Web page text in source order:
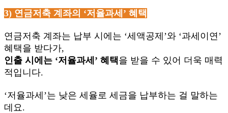
3) 연금저축 계좌의 ‘저율과세’ 혜택
연금저축 계좌는 납부 시에는 ‘세액공제’와 ‘과세이연’
혜택을 받다가,
인출 시에는 ‘저율과세’ 혜택을 받을 수 있어 더욱 매력
적입니다.
‘저율과세’는 낮은 세율로 세금을 납부하는 걸 말하는
데요.